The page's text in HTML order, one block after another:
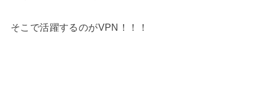
そこで活躍するのがVPN！！！